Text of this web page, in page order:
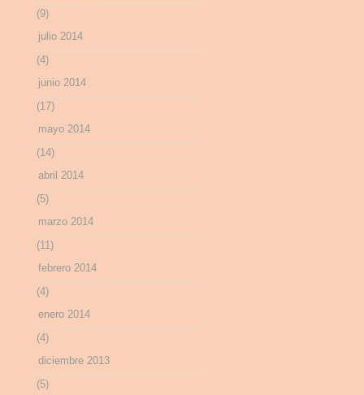
(9)
julio 2014
(4)
junio 2014
(17)
mayo 2014
(14)
abril 2014
(5)
marzo 2014
(11)
febrero 2014
(4)
enero 2014
(4)
diciembre 2013
(5)